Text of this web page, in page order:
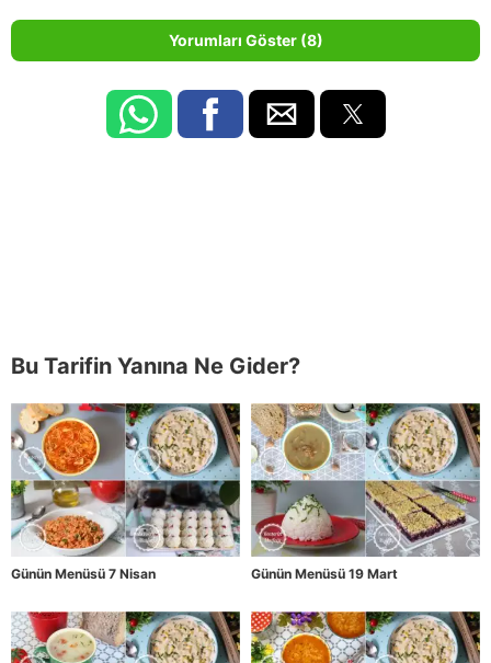
Yorumları Göster (8)
Bu Tarifin Yanına Ne Gider?
Günün Menüsü 7 Nisan Günün Menüsü 19 Mart